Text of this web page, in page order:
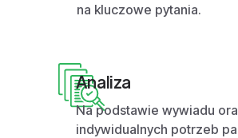
na kluczowe pytania.
Analiza
Na podstawie wywiadu
indywidualnych potrzeb